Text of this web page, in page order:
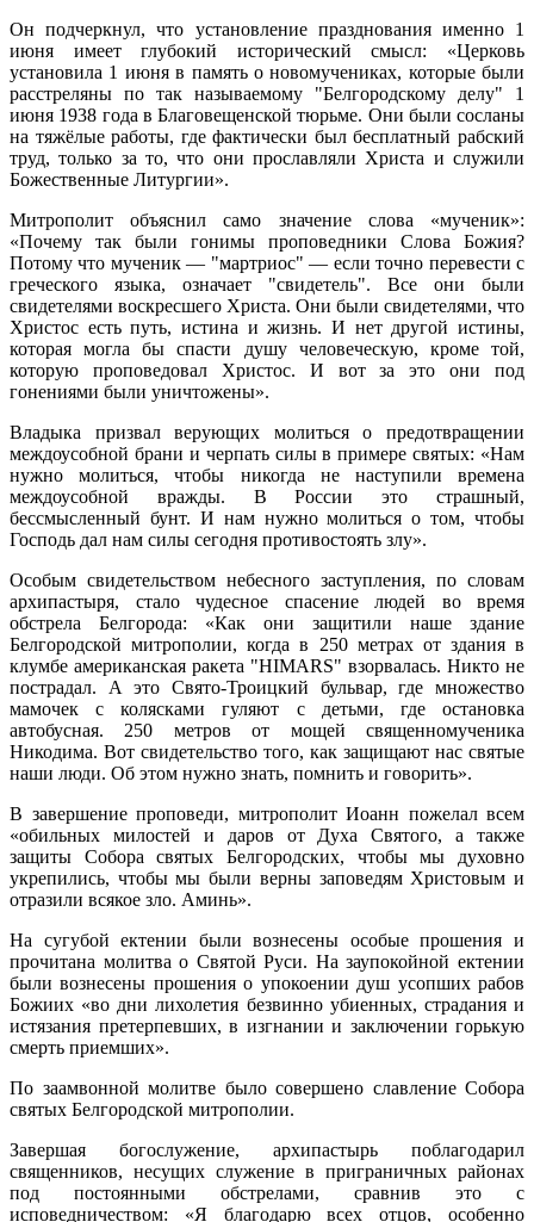
Он подчеркнул, что установление празднования именно 1
июня имеет глубокий исторический смысл: «Церковь
установила 1 июня в память о новомучениках, которые были
расстреляны по так называемому "Белгородскому делу" 1
июня 1938 года в Благовещенской тюрьме. Они были сосланы
на тяжёлые работы, где фактически был бесплатный рабский
труд, только за то, что они прославляли Христа и служили
Божественные Литургии».
Митрополит объяснил само значение слова «мученик»:
«Почему так были гонимы проповедники Слова Божия?
Потому что мученик— "мартриос"— если точно перевести с
греческого языка, означает "свидетель". Все они были
свидетелями воскресшего Христа. Они были свидетелями, что
Христос есть путь, истина и жизнь. И нет другой истины,
которая могла бы спасти душу человеческую, кроме той,
которую проповедовал Христос. И вот за это они под
гонениями были уничтожены».
Владыка призвал верующих молиться о предотвращении
междоусобной брани и черпать силы в примере святых: «Нам
нужно молиться, чтобы никогда не наступили времена
междоусобной вражды. В России это страшный,
бессмысленный бунт. И нам нужно молиться о том, чтобы
Господь дал нам силы сегодня противостоять злу».
Особым свидетельством небесного заступления, по словам
архипастыря, стало чудесное спасение людей во время
обстрела Белгорода: «Как они защитили наше здание
Белгородской митрополии, когда в 250 метрах от здания в
клумбе американская ракета "HIMARS" взорвалась. Никто не
пострадал. А это Свято-Троицкий бульвар, где множество
мамочек с колясками гуляют с детьми, где остановка
автобусная. 250 метров от мощей священномученика
Никодима. Вот свидетельство того, как защищают нас святые
наши люди. Об этом нужно знать, помнить и говорить».
В завершение проповеди, митрополит Иоанн пожелал всем
«обильных милостей и даров от Духа Святого, а также
защиты Собора святых Белгородских, чтобы мы духовно
укрепились, чтобы мы были верны заповедям Христовым и
отразили всякое зло. Аминь».
На сугубой ектении были вознесены особые прошения и
прочитана молитва о Святой Руси. На заупокойной ектении
были вознесены прошения о упокоении душ усопших рабов
Божиих «во дни лихолетия безвинно убиенных, страдания и
истязания претерпевших, в изгнании и заключении горькую
смерть приемших».
По заамвонной молитве было совершено славление Собора
святых Белгородской митрополии.
Завершая богослужение, архипастырь поблагодарил
священников, несущих служение в приграничных районах
под постоянными обстрелами, сравнив это с
исповедничеством: «Я благодарю всех отцов, особенно